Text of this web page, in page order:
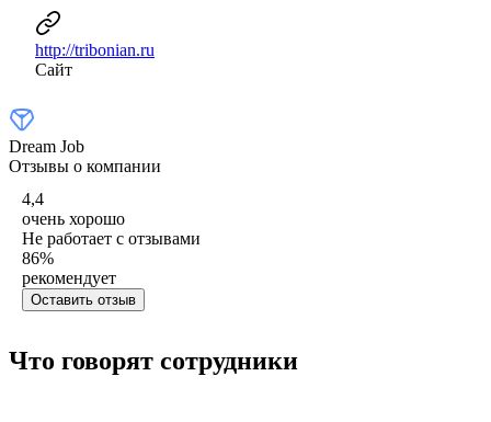
http://tribonian.ru
Сайт
Dream Job
Отзывы о компании
4,4
очень хорошо
Не работает с отзывами
86%
рекомендует
Оставить отзыв
Что говорят сотрудники